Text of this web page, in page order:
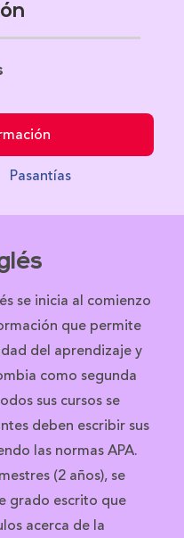
Pasantías
se inicia al comienzo
que permite
del aprendizaje y
como segunda
sus cursos se
deben escribir sus
las normas APA.
(2 años), se
grado escrito que
acerca de la